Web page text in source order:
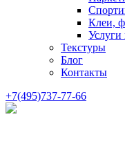
Клеи,
Услуги
Текстуры
Блог
Контакты
+7(495)737-77-66